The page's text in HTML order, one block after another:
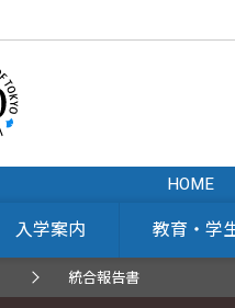
HOME
入学案内 教育・学
統合報告書